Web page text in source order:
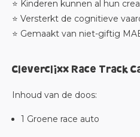
⭐ Kinderen kunnen al hun
⭐ Versterkt de cognitieve
⭐ Gemaakt van niet-giftig
Cleverclixx Race Track
Inhoud van de doos:
1 Groene race auto